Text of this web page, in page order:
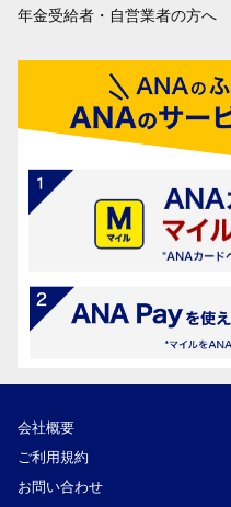
年金受給者・自営業者の方へ
会社概要
ご利用規約
お問い合わせ